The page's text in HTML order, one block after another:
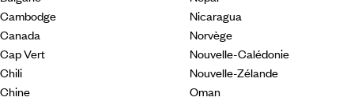
Cambodge
Canada
Cap Vert
Chili
Chine
Nicaragua
Norvège
Nouvelle-Calédonie
Nouvelle-Zélande
Oman